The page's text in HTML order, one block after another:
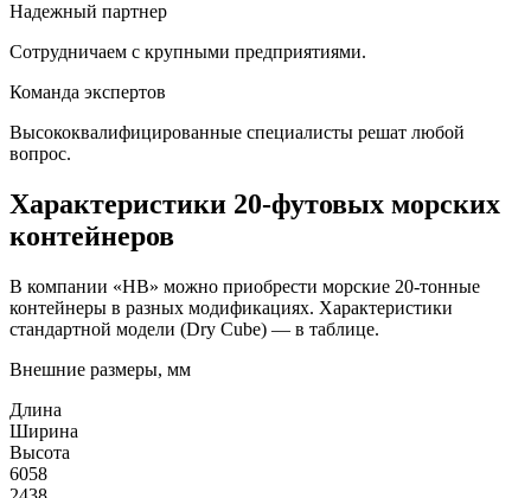
Надежный партнер
Сотрудничаем с крупными предприятиями.
Команда экспертов
Высококвалифицированные специалисты решат любой
вопрос.
Характеристики 20-футовых морских
контейнеров
В компании «HB» можно приобрести морские 20-тонные
контейнеры в разных модификациях. Характеристики
стандартной модели (Dry Cube) — в таблице.
Внешние размеры, мм
Длина
Ширина
Высота
6058